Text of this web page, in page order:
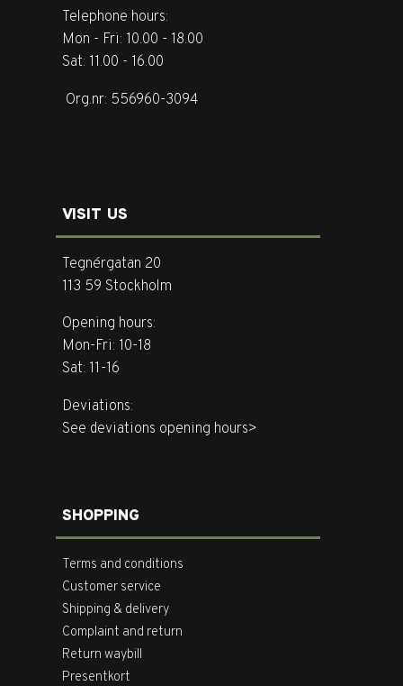
Telephone hours:
Mon - Fri: 10.00 - 18.00
Sat: 11.00 - 16.00
Org.nr: 556960-3094
VISIT US
Tegnérgatan 20
113 59 Stockholm
Opening hours:
Mon-Fri: 10-18
Sat: 11-16
Deviations:
See deviations opening hours>
SHOPPING
Terms and conditions
Customer service
Shipping & delivery
Complaint and return
Return waybill
Presentkort